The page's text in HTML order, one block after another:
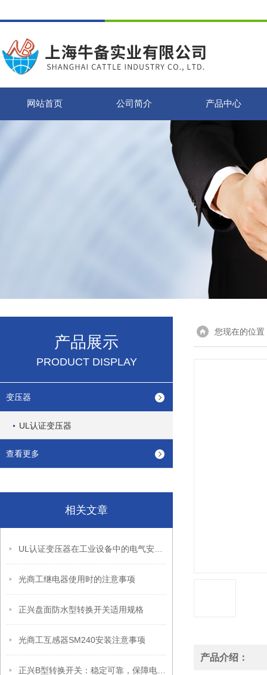
网站首页 公司简介 产品中心
产品展示
PRODUCT DISPLAY
变压器
UL认证变压器
查看更多
相关文章
光商工继电器使用时的注意事项
正兴盘面防水型转换开关适用规格
光商工互感器SM240安装注意事项
您现在的位置
产品介绍：